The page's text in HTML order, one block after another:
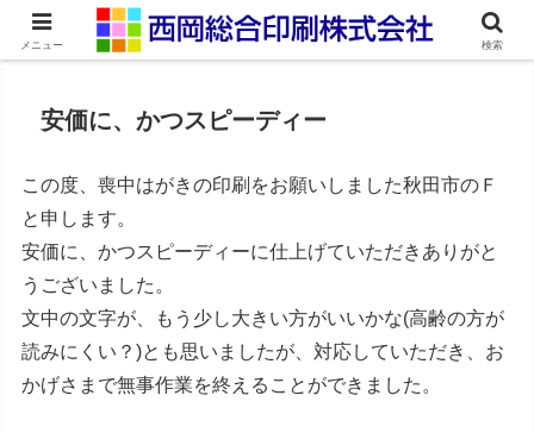
ネット印刷通販・オンデマンド印刷
安価に、かつスピーディー
この度、喪中はがきの印刷をお願いしました秋田市のＦ
と申します。
安価に、かつスピーディーに仕上げていただきありがと
うございました。
文中の文字が、もう少し大きい方がいいかな(高齢の方が
読みにくい？)とも思いましたが、対応していただき、お
かげさまで無事作業を終えることができました。
メニュー 検索